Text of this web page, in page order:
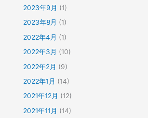
2023年9月 (1)
2023年8月 (1)
2022年4月 (1)
2022年3月 (10)
2022年2月 (9)
2022年1月 (14)
2021年12月 (12)
2021年11月 (14)